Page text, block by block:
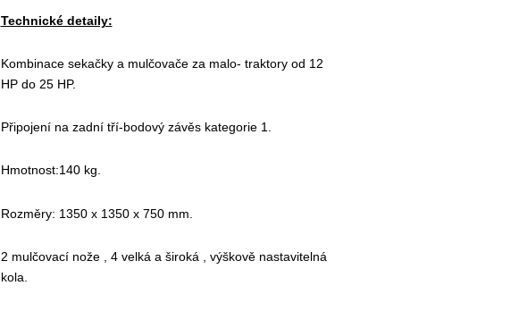
Technické detaily:
Kombinace sekačky a mulčovače za malo- traktory od 12
HP do 25 HP.
Připojení na zadní tří-bodový závěs kategorie 1.
Hmotnost:140 kg.
Rozměry: 1350 x 1350 x 750 mm.
2 mulčovací nože , 4 velká a široká , výškově nastavitelná
kola.